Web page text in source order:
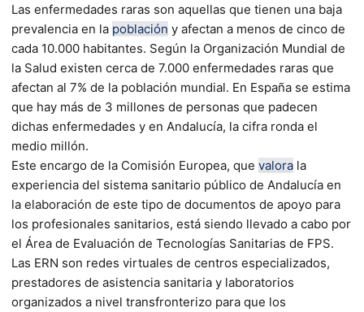
Las enfermedades raras son aquellas que tienen una baja
prevalencia en la población y afectan a menos de cinco de
cada 10.000 habitantes. Según la Organización Mundial de
la Salud existen cerca de 7.000 enfermedades raras que
afectan al 7% de la población mundial. En España se estima
que hay más de 3 millones de personas que padecen
dichas enfermedades y en Andalucía, la cifra ronda el
medio millón.
Este encargo de la Comisión Europea, que valora la
experiencia del sistema sanitario público de Andalucía en
la elaboración de este tipo de documentos de apoyo para
los profesionales sanitarios, está siendo llevado a cabo por
el Área de Evaluación de Tecnologías Sanitarias de FPS.
Las ERN son redes virtuales de centros especializados,
prestadores de asistencia sanitaria y laboratorios
organizados a nivel transfronterizo para que los